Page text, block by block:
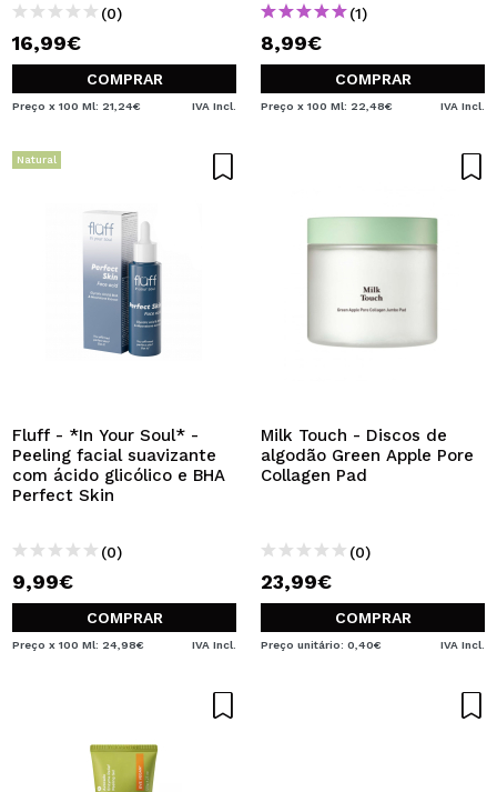
(0)
16,99€
COMPRAR
Preço x 100 Ml: 21,24€ IVA Incl.
(1)
8,99€
COMPRAR
Preço x 100 Ml: 22,48€ IVA Incl.
Natural
Fluff - *In Your Soul* -
Peeling facial suavizante
com ácido glicólico e BHA
Perfect Skin
(0)
9,99€
COMPRAR
Preço x 100 Ml: 24,98€ IVA Incl.
Milk Touch - Discos de
algodão Green Apple Pore
Collagen Pad
(0)
23,99€
COMPRAR
Preço unitário: 0,40€ IVA Incl.